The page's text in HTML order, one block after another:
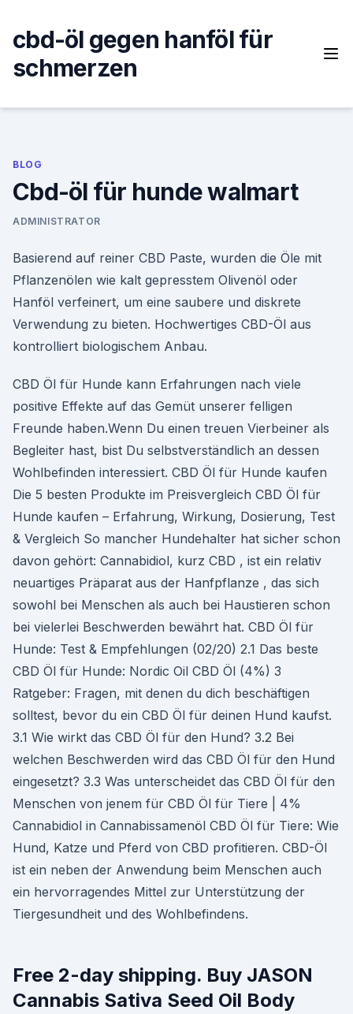
content
cbd-öl gegen hanföl für
schmerzen
BLOG
Cbd-öl für hunde walmart
ADMINISTRATOR
Basierend auf reiner CBD Paste, wurden die Öle mit
Pflanzenölen wie kalt gepresstem Olivenöl oder
Hanföl verfeinert, um eine saubere und diskrete
Verwendung zu bieten. Hochwertiges CBD-Öl aus
kontrolliert biologischem Anbau.
CBD Öl für Hunde kann Erfahrungen nach viele
positive Effekte auf das Gemüt unserer felligen
Freunde haben.Wenn Du einen treuen Vierbeiner als
Begleiter hast, bist Du selbstverständlich an dessen
Wohlbefinden interessiert. CBD Öl für Hunde kaufen
Die 5 besten Produkte im Preisvergleich CBD Öl für
Hunde kaufen – Erfahrung, Wirkung, Dosierung, Test
& Vergleich So mancher Hundehalter hat sicher schon
davon gehört: Cannabidiol, kurz CBD , ist ein relativ
neuartiges Präparat aus der Hanfpflanze , das sich
sowohl bei Menschen als auch bei Haustieren schon
bei vielerlei Beschwerden bewährt hat. CBD Öl für
Hunde: Test & Empfehlungen (02/20) 2.1 Das beste
CBD Öl für Hunde: Nordic Oil CBD Öl (4%) 3
Ratgeber: Fragen, mit denen du dich beschäftigen
solltest, bevor du ein CBD Öl für deinen Hund kaufst.
3.1 Wie wirkt das CBD Öl für den Hund? 3.2 Bei
welchen Beschwerden wird das CBD Öl für den Hund
eingesetzt? 3.3 Was unterscheidet das CBD Öl für den
Menschen von jenem für CBD Öl für Tiere | 4%
Cannabidiol in Cannabissamenöl CBD Öl für Tiere: Wie
Hund, Katze und Pferd von CBD profitieren. CBD-Öl
ist ein neben der Anwendung beim Menschen auch
ein hervorragendes Mittel zur Unterstützung der
Tiergesundheit und des Wohlbefindens.
Free 2-day shipping. Buy JASON
Cannabis Sativa Seed Oil Body